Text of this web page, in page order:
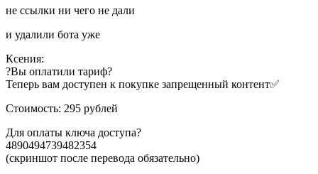
не ссылки ни чего не дали
и удалили бота уже
Ксения:
?Вы оплатили тариф?
Теперь вам доступен к покупке запрещенный контент✅
Стоимость: 295 рублей
Для оплаты ключа доступа?
4890494739482354
(скриншот после перевода обязательно)